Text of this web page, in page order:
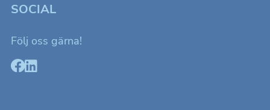
SOCIAL
Följ oss gärna!